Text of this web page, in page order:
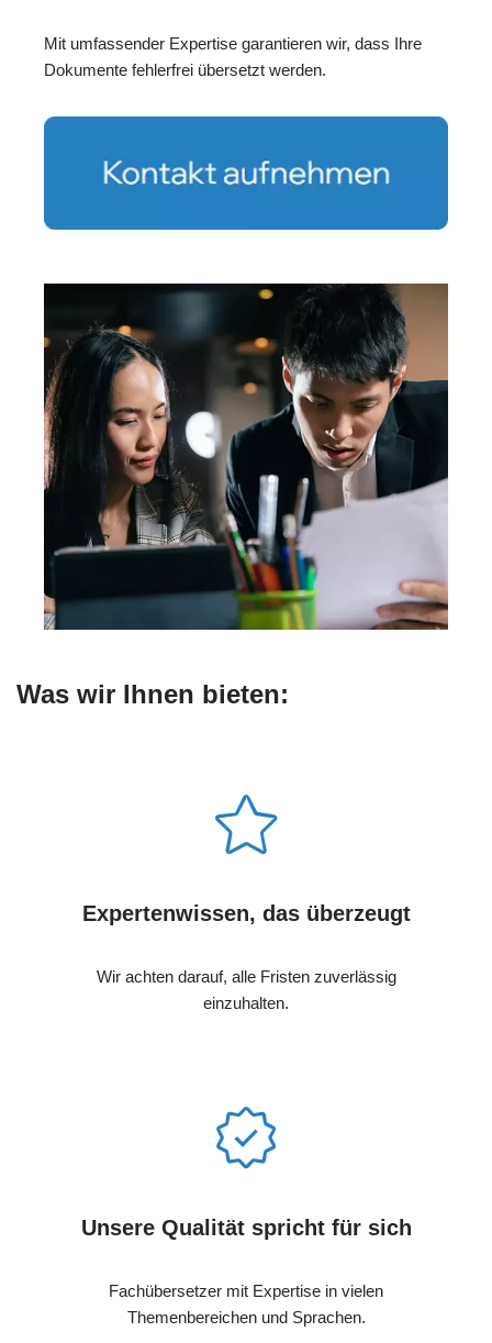
Mit umfassender Expertise garantieren wir, dass Ihre
Dokumente fehlerfrei übersetzt werden.
Was wir Ihnen bieten:
Expertenwissen, das überzeugt
Wir achten darauf, alle Fristen zuverlässig
einzuhalten.
Unsere Qualität spricht für sich
Fachübersetzer mit Expertise in vielen
Themenbereichen und Sprachen.